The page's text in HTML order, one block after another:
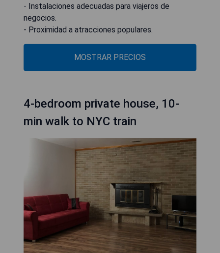
- Instalaciones adecuadas para viajeros de
negocios.
- Proximidad a atracciones populares.
MOSTRAR PRECIOS
4-bedroom private house, 10-
min walk to NYC train